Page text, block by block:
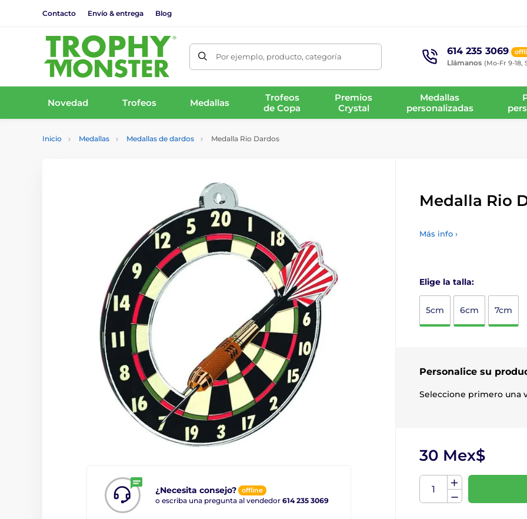
Contacto Envío & entrega Blog
Por ejemplo, producto, categoría 614 235 3069
Llámanos (Mo-Fr 9-18,
Novedad Trofeos Medallas
Trofeos
de Copa
Premios
Crystal
Medallas
personalizadas
Inicio Medallas Medallas de dardos Medalla Rio Dardos
¿Necesita consejo? offline
o escriba una pregunta al vendedor 614 235 3069
Medalla Rio
Más info ›
Elige la talla:
5cm 6cm 7cm
Personalice su
Seleccione primero una
30 Mex$